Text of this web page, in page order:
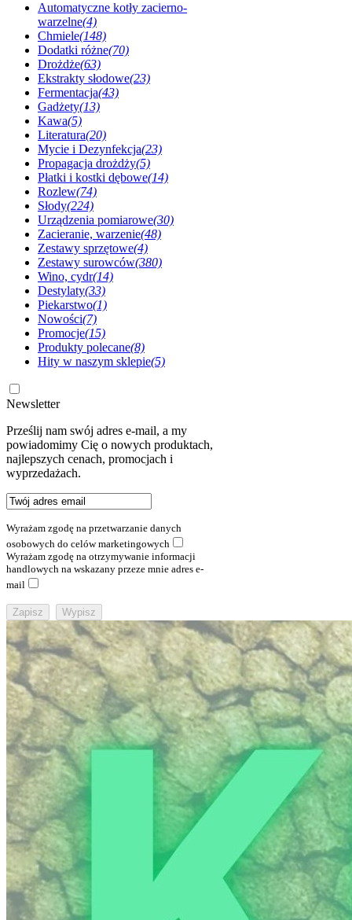
Automatyczne kotły zacierno-
warzelne(4)
Chmiele(148)
Dodatki różne(70)
Drożdże(63)
Ekstrakty słodowe(23)
Fermentacja(43)
Gadżety(13)
Kawa(5)
Literatura(20)
Mycie i Dezynfekcja(23)
Propagacja drożdży(5)
Płatki i kostki dębowe(14)
Rozlew(74)
Słody(224)
Urządzenia pomiarowe(30)
Zacieranie, warzenie(48)
Zestawy sprzętowe(4)
Zestawy surowców(380)
Wino, cydr(14)
Destylaty(33)
Piekarstwo(1)
Nowości(7)
Promocje(15)
Produkty polecane(8)
Hity w naszym sklepie(5)
Newsletter
Prześlij nam swój adres e-mail, a my
powiadomimy Cię o nowych produktach,
najlepszych cenach, promocjach i
wyprzedażach.
Wyrażam zgodę na przetwarzanie danych
osobowych do celów marketingowych
Wyrażam zgodę na otrzymywanie informacji
handlowych na wskazany przeze mnie adres e-
mail